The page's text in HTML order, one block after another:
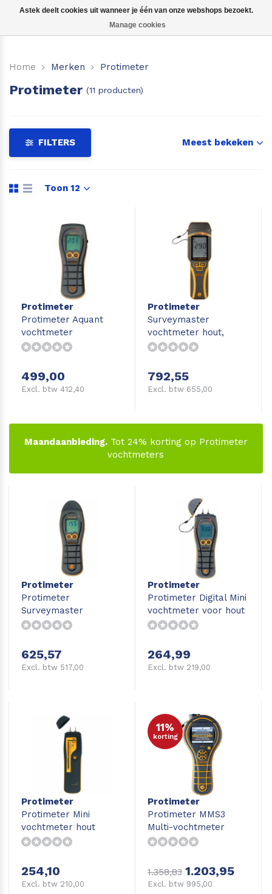
Voor hooi en stro
Home Merken Protimeter
Protimeter (11 producten)
FILTERS Meest bekeken
Toon 12
Protimeter
Protimeter Aquant
vochtmeter
499,00
Excl. btw 412,40
Protimeter
Surveymaster
vochtmeter hout,
beton, vloeren en
792,55
Excl. btw 655,00
Protimeter
Protimeter
Surveymaster
vochtmeter hout,
wanden
625,57
Excl. btw 517,00
Protimeter
Protimeter Digital Mini
vochtmeter voor hout
264,99
Excl. btw 219,00
Protimeter
Protimeter Mini
vochtmeter hout
254,10
Excl. btw 210,00
11%
korting
Protimeter
Protimeter MMS3
Multi-vochtmeter
1.358,83 1.203,95
Excl. btw 995,00
Maandaanbieding.Tot 24% korting op Protimeter
vochtmeters
Astek deelt cookies uit wanneer je één van onze webshops bezoekt.
Manage cookies